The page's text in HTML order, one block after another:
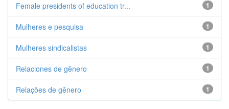
1
Female presidents of education tr...
1
Mulheres e pesquisa
1
Mulheres sindicalistas
1
Relaciones de gênero
1
Relações de gênero